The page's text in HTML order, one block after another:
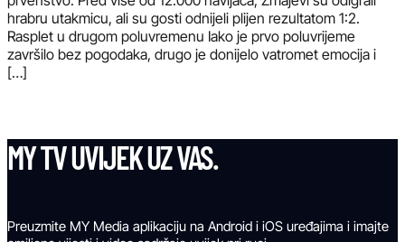
hrabru utakmicu, ali su gosti odnijeli plijen rezultatom 1:2.
Rasplet u drugom poluvremenu Iako je prvo poluvrijeme
završilo bez pogodaka, drugo je donijelo vatromet emocija i
[…]
MY TV UVIJEK UZ VAS.
Preuzmite MY Media aplikaciju na Android i iOS uređajima i imajte